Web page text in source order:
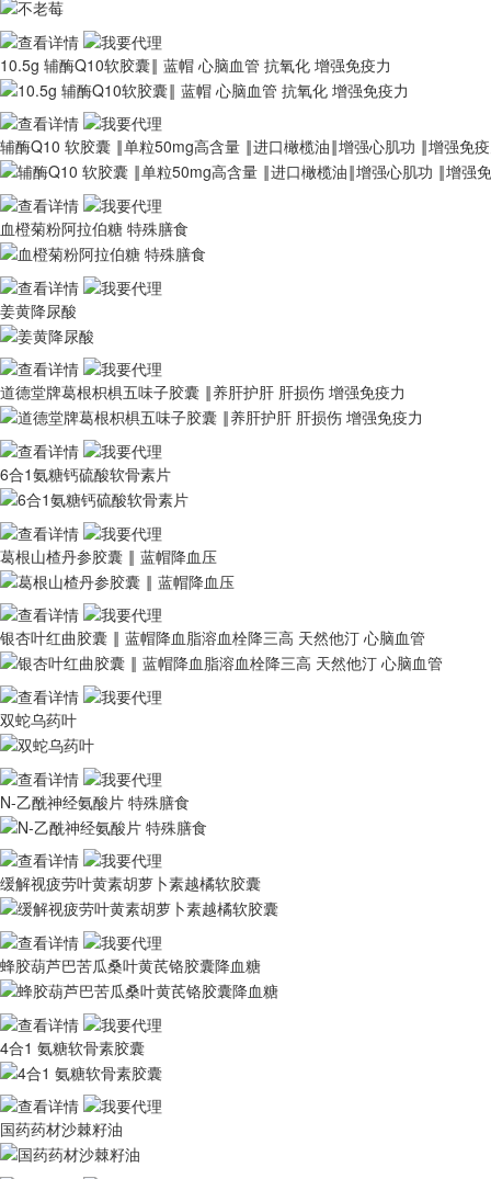
10.5g 辅酶Q10软胶囊‖ 蓝帽 心脑血管 抗氧化 增强免疫力
辅酶Q10 软胶囊 ‖单粒50mg高含量 ‖进口橄榄油‖增强心肌功 ‖增强免
血橙菊粉阿拉伯糖 特殊膳食
姜黄降尿酸
道德堂牌葛根枳椇五味子胶囊 ‖养肝护肝 肝损伤 增强免疫力
6合1氨糖钙硫酸软骨素片
葛根山楂丹参胶囊 ‖ 蓝帽降血压
银杏叶红曲胶囊 ‖ 蓝帽降血脂溶血栓降三高 天然他汀 心脑血管
双蛇乌药叶
N-乙酰神经氨酸片 特殊膳食
缓解视疲劳叶黄素胡萝卜素越橘软胶囊
蜂胶葫芦巴苦瓜桑叶黄芪铬胶囊降血糖
4合1 氨糖软骨素胶囊
国药药材沙棘籽油